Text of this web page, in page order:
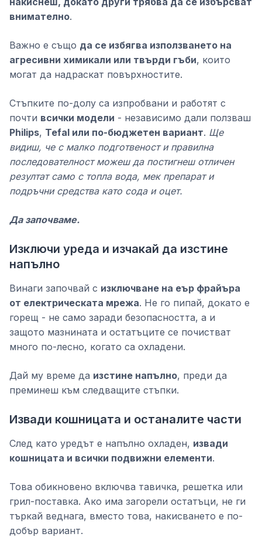
внимателно.
Важно е също да се избягва използването на
агресивни химикали или твърди гъби, които
могат да надраскат повърхностите.
Стъпките по-долу са изпробвани и работят с
почти всички модели - независимо дали ползваш
Philips, Tefal или по-бюджетен вариант. Ще
видиш, че с малко подготвеност и правилна
последователност можеш да постигнеш отличен
резултат само с топла вода, мек препарат и
подръчни средства като сода и оцет.
Да започваме.
Изключи уреда и изчакай да изстине
напълно
Винаги започвай с изключване на еър фрайъра
от електрическата мрежа. Не го пипай, докато е
горещ - не само заради безопасността, а и
защото мазнината и остатъците се почистват
много по-лесно, когато са охладени.
Дай му време да изстине напълно, преди да
преминеш към следващите стъпки.
Извади кошницата и останалите части
След като уредът е напълно охладен, извади
кошницата и всички подвижни елементи.
Това обикновено включва тавичка, решетка или
грил-поставка. Ако има загорели остатъци, не ги
търкай веднага, вместо това, накисването е по-
добър вариант.